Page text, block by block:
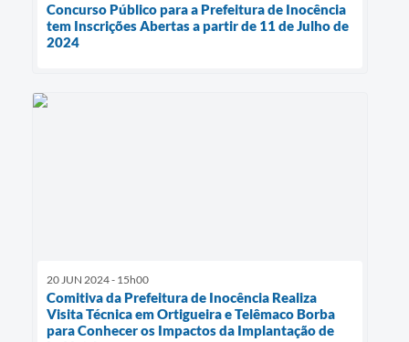
Concurso Público para a Prefeitura de Inocência
tem Inscrições Abertas a partir de 11 de Julho de
2024
20 JUN 2024 - 15h00
Comitiva da Prefeitura de Inocência Realiza
Visita Técnica em Ortigueira e Telêmaco Borba
para Conhecer os Impactos da Implantação de